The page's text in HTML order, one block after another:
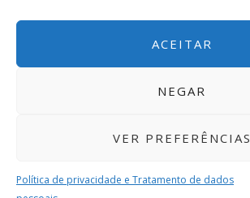
ACEITAR
NEGAR
VER PREFERÊNCIAS
Política de privacidade e Tratamento de dados